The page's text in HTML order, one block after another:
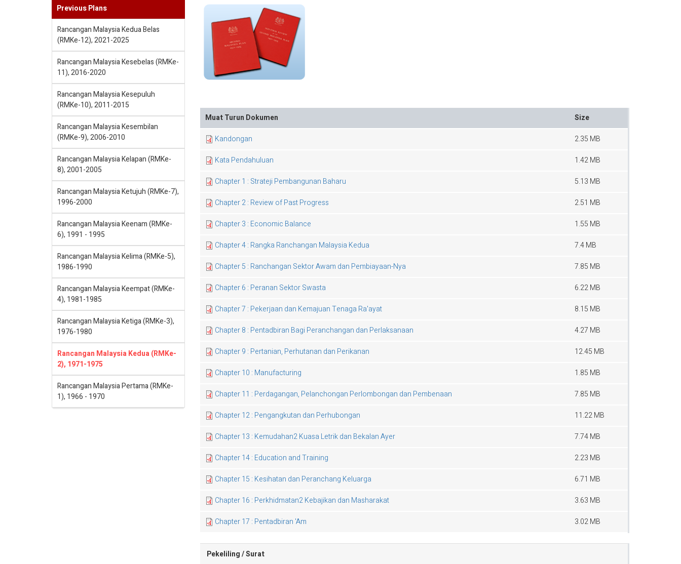
Previous Plans
Rancangan Malaysia Kedua Belas
(RMKe-12), 2021-2025
Rancangan Malaysia Kesebelas (RMKe-
11), 2016-2020
Rancangan Malaysia Kesepuluh
(RMKe-10), 2011-2015
Rancangan Malaysia Kesembilan
(RMKe-9), 2006-2010
Rancangan Malaysia Kelapan (RMKe-
8), 2001-2005
Rancangan Malaysia Ketujuh (RMKe-7),
1996-2000
Rancangan Malaysia Keenam (RMKe-
6), 1991 - 1995
Rancangan Malaysia Kelima (RMKe-5),
1986-1990
Rancangan Malaysia Keempat (RMKe-
4), 1981-1985
Rancangan Malaysia Ketiga (RMKe-3),
1976-1980
Rancangan Malaysia Kedua (RMKe-
2), 1971-1975
Rancangan Malaysia Pertama (RMKe-
1), 1966 - 1970
Muat Turun Dokumen
Size
Kandongan
2.35 MB
Kata Pendahuluan
1.42 MB
Chapter 1 : Strateji Pembangunan Baharu
5.13 MB
Chapter 2 : Review of Past Progress
2.51 MB
Chapter 3 : Economic Balance
1.55 MB
Chapter 4 : Rangka Ranchangan Malaysia Kedua
7.4 MB
Chapter 5 : Ranchangan Sektor Awam dan Pembiayaan-Nya
7.85 MB
Chapter 6 : Peranan Sektor Swasta
6.22 MB
Chapter 7 : Pekerjaan dan Kemajuan Tenaga Ra'ayat
8.15 MB
Chapter 8 : Pentadbiran Bagi Peranchangan dan Perlaksanaan
4.27 MB
Chapter 9 : Pertanian, Perhutanan dan Perikanan
12.45 MB
Chapter 10 : Manufacturing
1.85 MB
Chapter 11 : Perdagangan, Pelanchongan Perlombongan dan Pembenaan
7.85 MB
Chapter 12 : Pengangkutan dan Perhubongan
11.22 MB
Chapter 13 : Kemudahan2 Kuasa Letrik dan Bekalan Ayer
7.74 MB
Chapter 14 : Education and Training
2.23 MB
Chapter 15 : Kesihatan dan Peranchang Keluarga
6.71 MB
Chapter 16 : Perkhidmatan2 Kebajikan dan Masharakat
3.63 MB
Chapter 17 : Pentadbiran 'Am
3.02 MB
Pekeliling / Surat